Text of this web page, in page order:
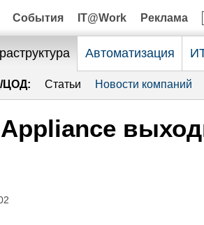
События IT@Work Реклама
Автоматизация
ЦОД: Статьи Новости компаний